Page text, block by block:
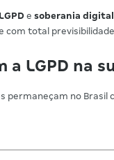
e soberania digital
com total
LGPD na
no